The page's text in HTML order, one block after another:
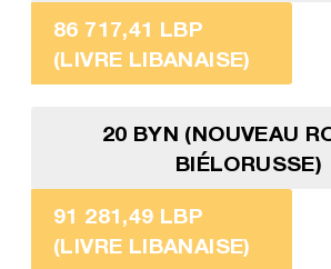
86 717,41 LBP
(LIVRE LIBANAISE)
20 BYN (NOUVEAU
BIÉLORUSSE)
91 281,49 LBP
(LIVRE LIBANAISE)